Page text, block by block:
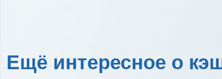
Ещё интересное о